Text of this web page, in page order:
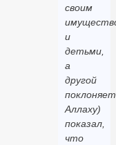
своим
и
детьми,
а
другой
Аллаху)
показал,
что